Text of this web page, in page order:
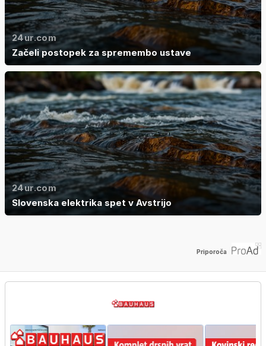
24ur.com
Začeli postopek za spremembo ustave
24ur.com
Slovenska elektrika spet v Avstrijo
Priporoča